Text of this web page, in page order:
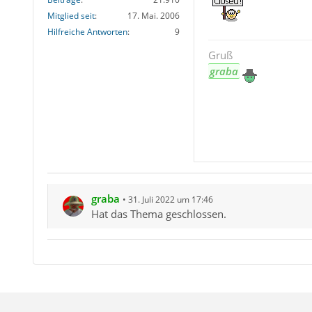
Mitglied seit
17. Mai. 2006
Hilfreiche Antworten
9
Gruß
graba
graba 31. Juli 2022 um 17:46
Hat das Thema geschlossen.